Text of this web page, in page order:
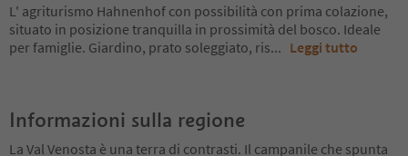
L' agriturismo Hahnenhof con possibilità con prima colazione,
situato in posizione tranquilla in prossimità del bosco. Ideale
per famiglie. Giardino, prato soleggiato, ris... Leggi tutto
Informazioni sulla regione
La Val Venosta è una terra di contrasti. Il campanile che spunta